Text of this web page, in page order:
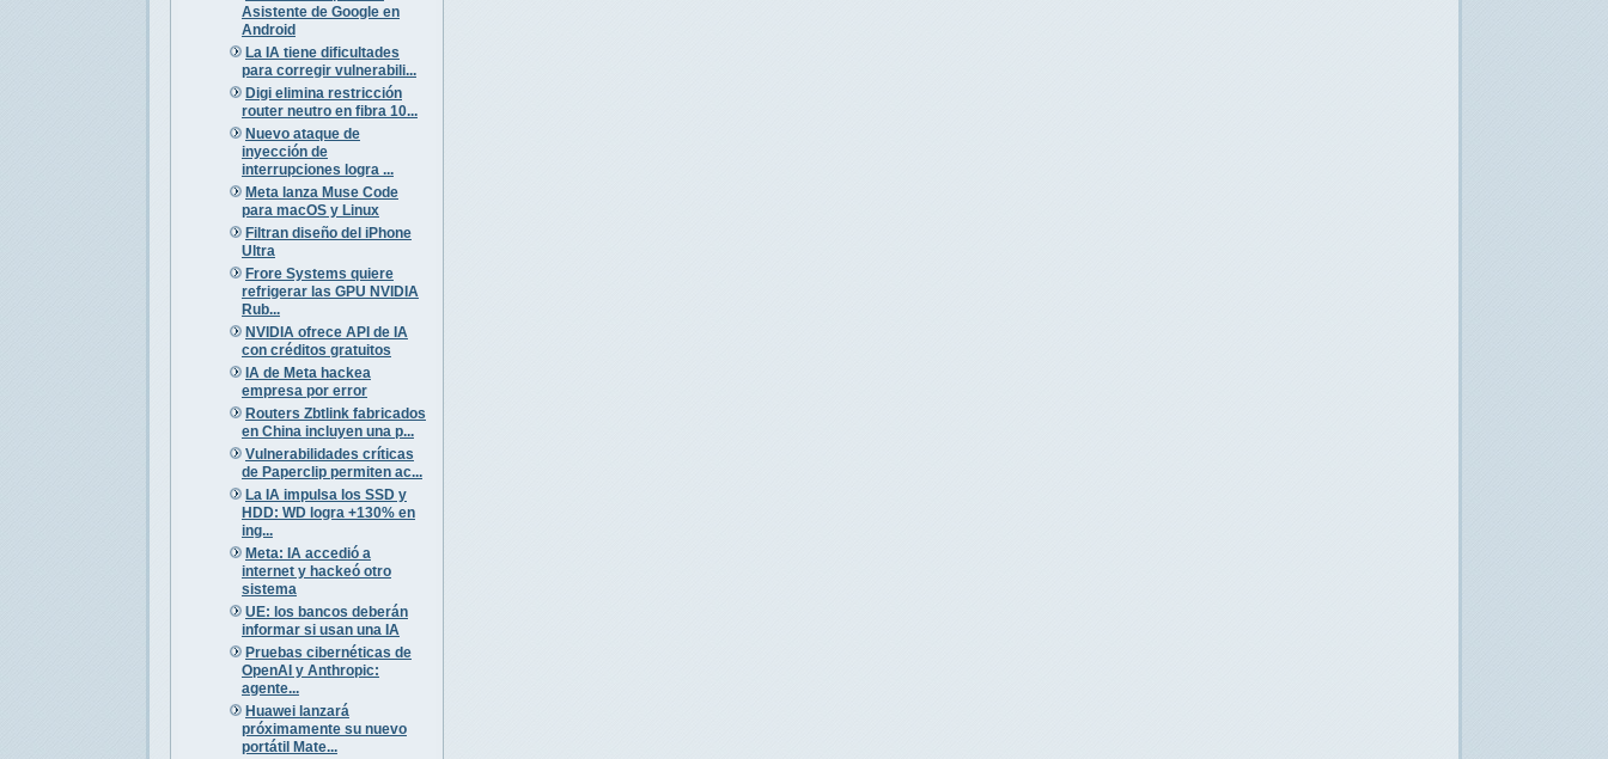
Asistente de Google en
Android
La IA tiene dificultades
para corregir vulnerabili...
Digi elimina restricción
router neutro en fibra 10...
Nuevo ataque de
inyección de
interrupciones logra ...
Meta lanza Muse Code
para macOS y Linux
Filtran diseño del iPhone
Ultra
Frore Systems quiere
refrigerar las GPU NVIDIA
Rub...
NVIDIA ofrece API de IA
con créditos gratuitos
IA de Meta hackea
empresa por error
Routers Zbtlink fabricados
en China incluyen una p...
Vulnerabilidades críticas
de Paperclip permiten ac...
La IA impulsa los SSD y
HDD: WD logra +130% en
ing...
Meta: IA accedió a
internet y hackeó otro
sistema
UE: los bancos deberán
informar si usan una IA
Pruebas cibernéticas de
OpenAI y Anthropic:
agente...
Huawei lanzará
próximamente su nuevo
portátil Mate...